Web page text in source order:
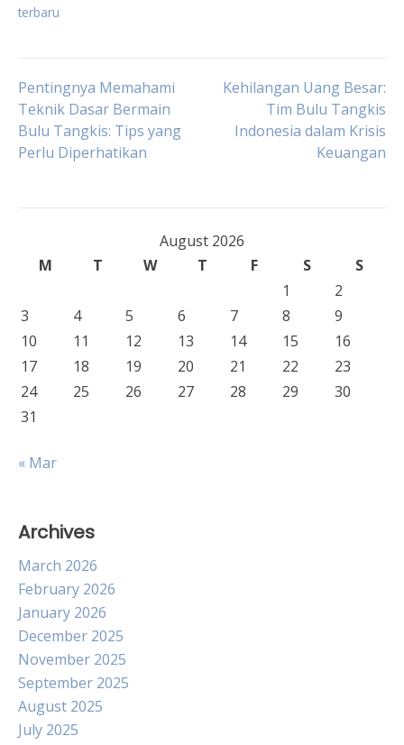
terbaru
Post
navigation
Pentingnya Memahami
Teknik Dasar Bermain
Bulu Tangkis: Tips yang
Perlu Diperhatikan
Kehilangan Uang Besar:
Tim Bulu Tangkis
Indonesia dalam Krisis
Keuangan
August 2026
M
T W T F S
S
1
2
3
4 5 6 7 8
9
10
11 12 13 14 15
16
17
18 19 20 21 22
23
24
25 26 27 28 29
30
31
« Mar
Archives
March 2026
February 2026
January 2026
December 2025
November 2025
September 2025
August 2025
July 2025